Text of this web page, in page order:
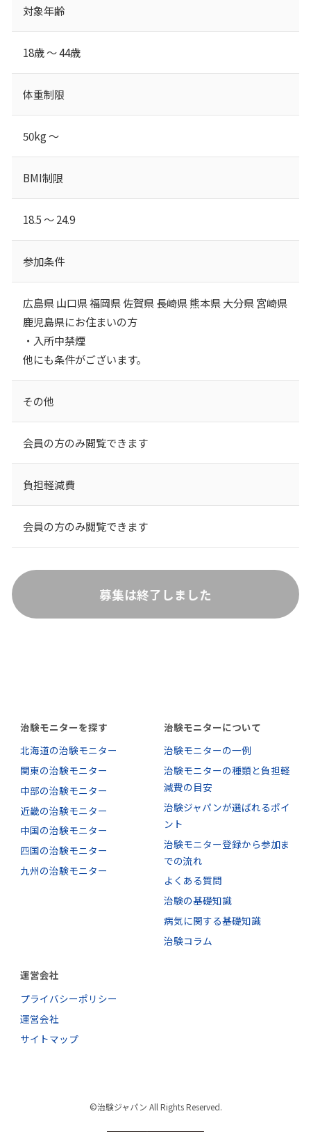
対象年齢
18歳 ～ 44歳
体重制限
50kg ～
BMI制限
18.5 ～ 24.9
参加条件
広島県 山口県 福岡県 佐賀県 長崎県 熊本県 大分県 宮崎県
鹿児島県にお住まいの方
・入所中禁煙
他にも条件がございます。
その他
会員の方のみ閲覧できます
負担軽減費
会員の方のみ閲覧できます
募集は終了しました
治験モニターを探す
北海道の治験モニター
関東の治験モニター
中部の治験モニター
近畿の治験モニター
中国の治験モニター
四国の治験モニター
九州の治験モニター
治験モニターについて
治験モニターの一例
治験モニターの種類と負担軽
減費の目安
治験ジャパンが選ばれるポイ
ント
治験モニター登録から参加ま
での流れ
よくある質問
治験の基礎知識
病気に関する基礎知識
治験コラム
運営会社
プライバシーポリシー
運営会社
サイトマップ
©治験ジャパン All Rights Reserved.